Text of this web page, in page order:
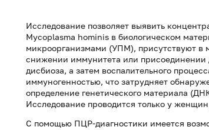
Исследование позволяет выявить
Mycoplasma hominis в биологическом
микроорганизмами (УПМ), присутствуют в
снижении иммунитета или
дисбиоза, а затем воспалительного
иммуногенностью, что затрудняет
определение генетического материала
Исследование проводится только у
С помощью ПЦР-диагностики имеется